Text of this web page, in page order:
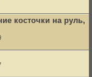
косточки на руль,